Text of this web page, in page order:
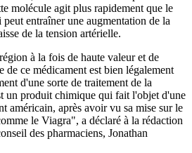
molécule agit plus rapidement que le
entraîner une augmentation de la
de la tension artérielle.
à la fois de haute valeur et de
de ce médicament est bien légalement
d'une sorte de traitement de la
un produit chimique qui fait l'objet d'une
américain, après avoir vu sa mise sur le
le Viagra", a déclaré à la rédaction
des pharmaciens, Jonathan